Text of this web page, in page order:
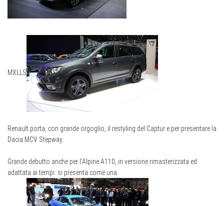
MXLLS
Renault porta, con grande orgoglio, il restyling del Captur e per presentare la
Dacia MCV Stepway.
Grande debutto anche per l’Alpine A110, in versione rimasterizzata ed
adattata ai tempi: si presenta come una